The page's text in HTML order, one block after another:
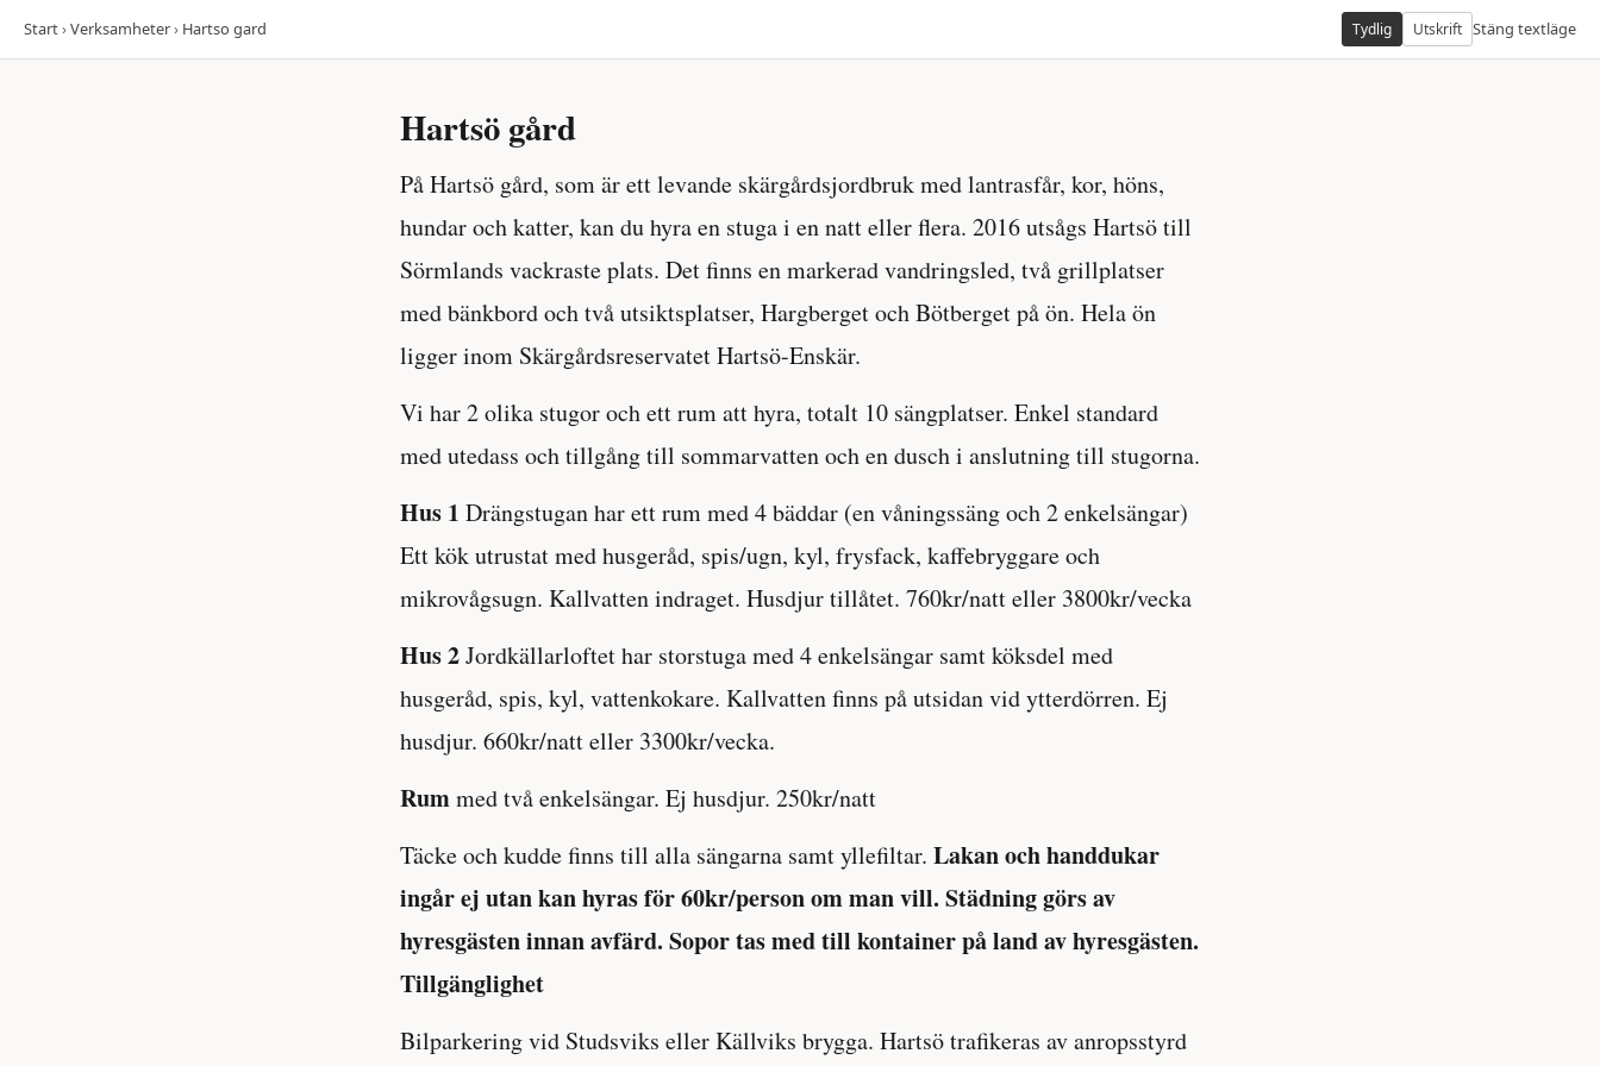
Start›Verksamheter› Hartso gard Tydlig Utskrift Stäng textläge
Hartsö gård
På Hartsö gård, som är ett levande skärgårdsjordbruk med lantrasfår, kor, höns,
hundar och katter, kan du hyra en stuga i en natt eller flera. 2016 utsågs Hartsö till
Sörmlands vackraste plats. Det finns en markerad vandringsled, två grillplatser
med bänkbord och två utsiktsplatser, Hargberget och Bötberget på ön. Hela ön
ligger inom Skärgårdsreservatet Hartsö-Enskär.
Vi har 2 olika stugor och ett rum att hyra, totalt 10 sängplatser. Enkel standard
med utedass och tillgång till sommarvatten och en dusch i anslutning till stugorna.
Hus 1 Drängstugan har ett rum med 4 bäddar (en våningssäng och 2 enkelsängar)
Ett kök utrustat med husgeråd, spis/ugn, kyl, frysfack, kaffebryggare och
mikrovågsugn. Kallvatten indraget. Husdjur tillåtet. 760kr/natt eller 3800kr/vecka
Hus 2Jordkällarloftet har storstuga med 4 enkelsängar samt köksdel med
husgeråd, spis, kyl, vattenkokare. Kallvatten finns på utsidan vid ytterdörren. Ej
husdjur. 660kr/natt eller 3300kr/vecka.
Rummed två enkelsängar. Ej husdjur. 250kr/natt
Täcke och kudde finns till alla sängarna samt yllefiltar. Lakan och handdukar
ingår ej utan kan hyras för 60kr/person om man vill. Städning görs av
hyresgästen innan avfärd. Sopor tas med till kontainer på land av hyresgästen.
Tillgänglighet
Bilparkering vid Studsviks eller Källviks brygga. Hartsö trafikeras av anropsstyrd